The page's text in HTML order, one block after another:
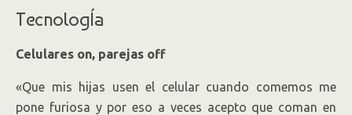
TecnologÍa
Celulares on, parejas off
«Que mis hijas usen el celular cuando comemos me
pone furiosa y por eso a veces acepto que coman en